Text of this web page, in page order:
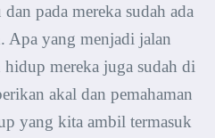
pada mereka sudah ada
Apa yang menjadi jalan
mereka juga sudah di
akal dan pemahaman
yang kita ambil termasuk